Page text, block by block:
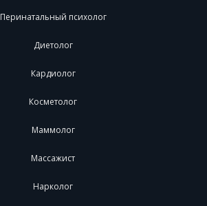
Перинатальный психолог
Диетолог
Кардиолог
Косметолог
Маммолог
Массажист
Нарколог